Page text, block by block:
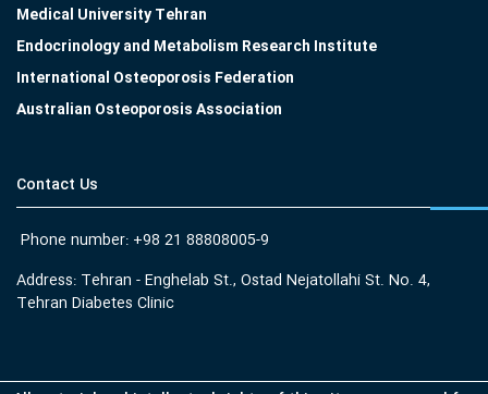
Medical University Tehran
Endocrinology and Metabolism Research Institute
International Osteoporosis Federation
Australian Osteoporosis Association
Contact Us
Phone number: +98 21 88808005-9
Address: Tehran - Enghelab St., Ostad Nejatollahi St. No. 4,
Tehran Diabetes Clinic